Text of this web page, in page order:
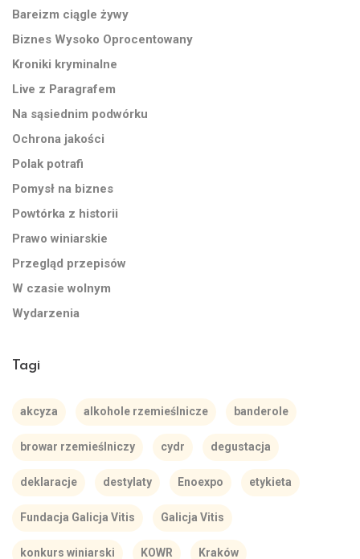
Bareizm ciągle żywy
Biznes Wysoko Oprocentowany
Kroniki kryminalne
Live z Paragrafem
Na sąsiednim podwórku
Ochrona jakości
Polak potrafi
Pomysł na biznes
Powtórka z historii
Prawo winiarskie
Przegląd przepisów
W czasie wolnym
Wydarzenia
Tagi
akcyza alkohole rzemieślnicze banderole
browar rzemieślniczy cydr degustacja
deklaracje destylaty Enoexpo etykieta
Fundacja Galicja Vitis Galicja Vitis
konkurs winiarski KOWR Kraków